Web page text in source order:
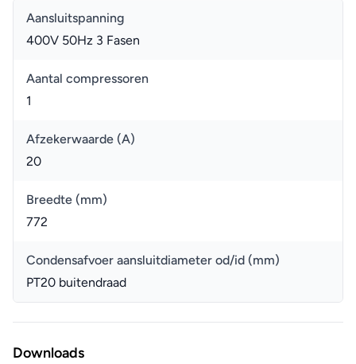
Aansluitspanning
400V 50Hz 3 Fasen
Aantal compressoren
1
Afzekerwaarde (A)
20
Breedte (mm)
772
Condensafvoer aansluitdiameter od/id (mm)
PT20 buitendraad
Downloads